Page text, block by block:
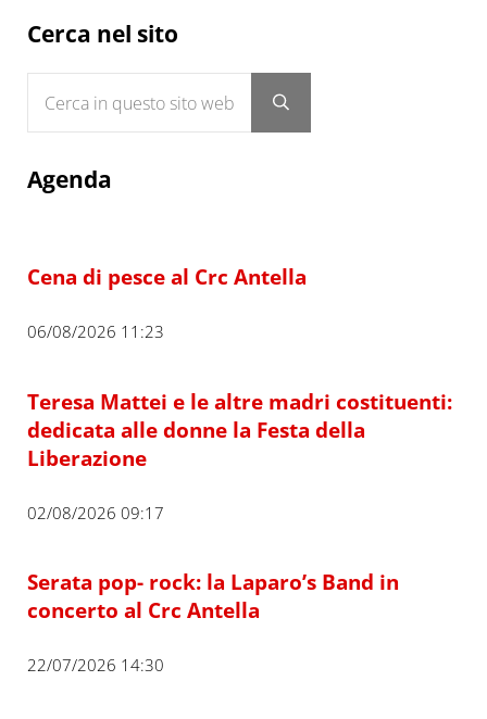
Sidebar
Cerca nel sito
Submit search
Agenda
Cena di pesce al Crc Antella
06/08/2026 11:23
Teresa Mattei e le altre madri costituenti:
dedicata alle donne la Festa della
Liberazione
02/08/2026 09:17
Serata pop- rock: la Laparo’s Band in
concerto al Crc Antella
22/07/2026 14:30